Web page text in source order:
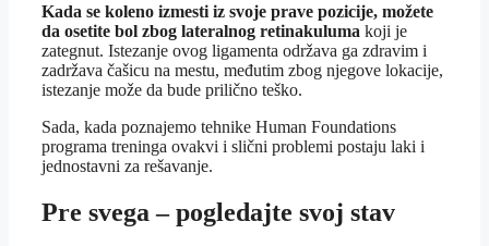
Kada se koleno izmesti iz svoje prave pozicije, možete
da osetite bol zbog lateralnog retinakuluma koji je
zategnut. Istezanje ovog ligamenta održava ga zdravim i
zadržava čašicu na mestu, međutim zbog njegove lokacije,
istezanje može da bude prilično teško.
Sada, kada poznajemo tehnike Human Foundations
programa treninga ovakvi i slični problemi postaju laki i
jednostavni za rešavanje.
Pre svega – pogledajte svoj stav